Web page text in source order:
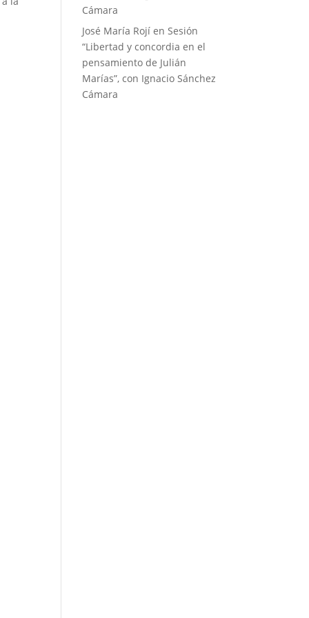
Cámara
José María Rojí enSesión
“Libertad y concordia en el
pensamiento de Julián
Marías”, con Ignacio Sánchez
Cámara